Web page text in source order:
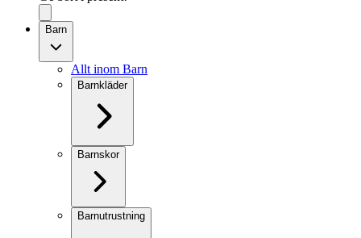
Barn
Allt inom Barn
Barnkläder
Barnskor
Barnutrustning